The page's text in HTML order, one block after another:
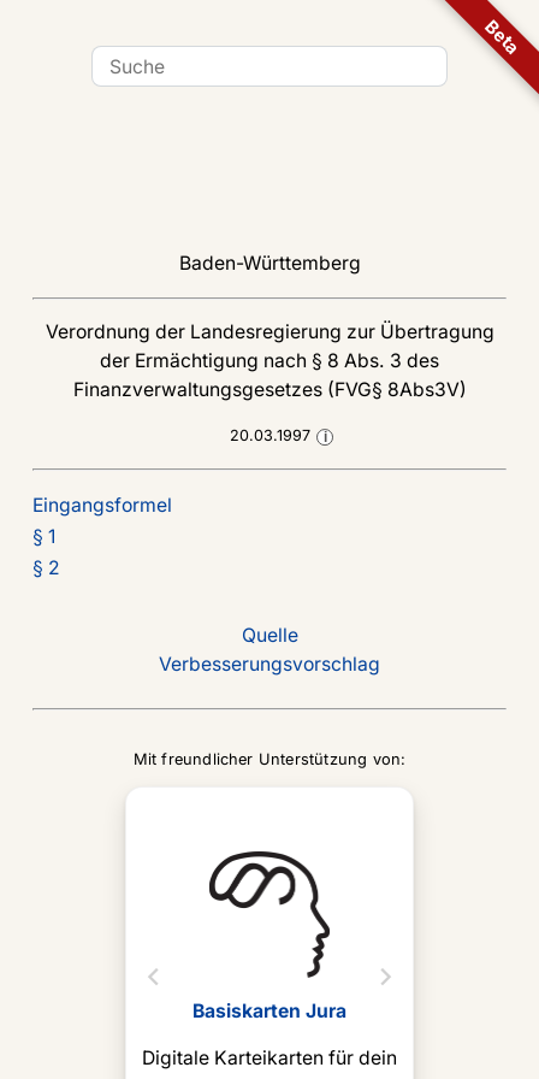
Beta
Baden-Württemberg
Verordnung der Landesregierung zur Übertragung
der Ermächtigung nach § 8 Abs. 3 des
Finanzverwaltungsgesetzes (FVG§ 8Abs3V)
20.03.1997 i
Eingangsformel
§ 1
§ 2
Quelle
Verbesserungsvorschlag
Mit freundlicher Unterstützung von:
Basiskarten Jura
Digitale Karteikarten für dein